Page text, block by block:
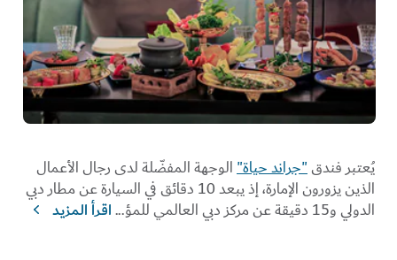
يُعتبر فندق"جراند حياة"الوجهة المفضّلة لدى رجال الأعمال
الذين يزورون الإمارة، إذ يبعد 10 دقائق في السيارة عن مطار دبي
الدولي و15 دقيقة عن مركز دبي العالمي للمؤ
...اقرأ المزيد